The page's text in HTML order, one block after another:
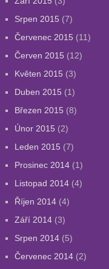
Srpen 2015 (7)
Červenec 2015 (11)
Červen 2015 (12)
Květen 2015 (3)
Duben 2015 (1)
Březen 2015 (8)
Únor 2015 (2)
Leden 2015 (7)
Prosinec 2014(1)
Listopad 2014(4)
Říjen 2014(4)
Září 2014(3)
Srpen 2014(5)
Červenec 2014(2)